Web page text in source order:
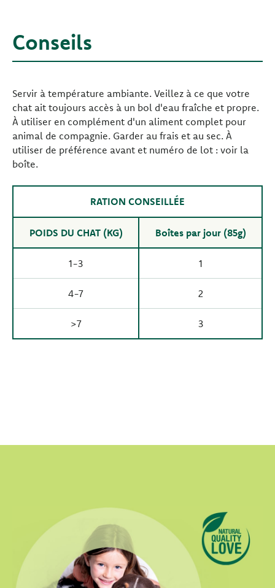
Conseils
Servir à température ambiante. Veillez à ce que votre
chat ait toujours accès à un bol d'eau fraîche et propre.
À utiliser en complément d'un aliment complet pour
animal de compagnie. Garder au frais et au sec. À
utiliser de préférence avant et numéro de lot : voir la
boîte.
RATION CONSEILLÉE
POIDS DU CHAT (KG) Boîtes par jour (85g)
1-3 1
4-7 2
>7 3